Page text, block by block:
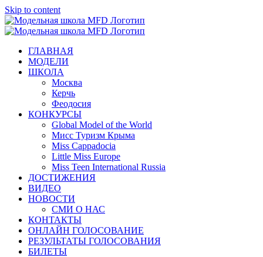
Skip to content
ГЛАВНАЯ
МОДЕЛИ
ШКОЛА
Москва
Керчь
Феодосия
КОНКУРСЫ
Global Model of the World
Мисс Туризм Крыма
Miss Cappadocia
Little Miss Europe
Miss Teen International Russia
ДОСТИЖЕНИЯ
ВИДЕО
НОВОСТИ
СМИ О НАС
КОНТАКТЫ
ОНЛАЙН ГОЛОСОВАНИЕ
РЕЗУЛЬТАТЫ ГОЛОСОВАНИЯ
БИЛЕТЫ